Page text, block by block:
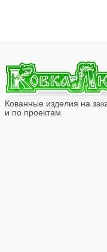
Кованные изделия на
и по проектам